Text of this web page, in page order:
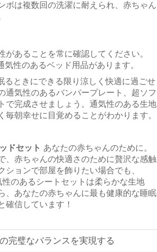
ボは複数回の洗濯に耐えられ、赤ちゃん
あることを常に確認してください。
性のあるベッド用品があります。
ときにできる限り涼しく快適に過ごせ
通気性のあるバンパープレート、超ソフ
で完成させましょう。通気性のある生地
朝幸せに目覚めることがわかります。
ドセット あなたの赤ちゃんのために。
、赤ちゃんの快適さのために贅沢な感触
ョンで部屋を飾りたい場合でも、
のあるシートセットは柔らかな生地
、あなたの赤ちゃんに最も健康的な睡眠
確信しています！
完璧なバランスを実現する